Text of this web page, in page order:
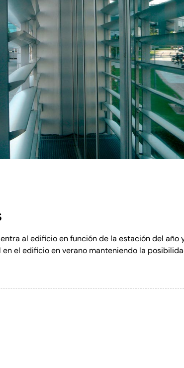
al edificio en función de la estación del
el edificio en verano manteniendo la